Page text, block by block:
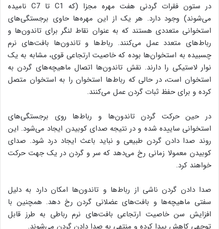
در ستون فقرات گردنی هفت مهره مجزا (که C1 تا C7 نامیده
می‌شوند) وجود دارد. هر یک از این مهره‌ها حاوی برجستگی‌های
استخوانی متعددی هستند که به عنوان نقاط لنگر برای تاندون‌ها و
رباط‌های متعدد عمل می‌کنند. رباط‌ها و تاندون‌ها بافت‌های نرم
چسبیده به استخوان‌ها بوده که خاصیت ارتجاعی قوی، مشابه به یک
نوار لاستیکی را دارند. نقش تاندون‌ها اتصال ماهیچه‌های گردن به
استخوان است، در حالی که رباط‌ها استخوان را به استخوان متصل
کرده و برای حفظ ثبات گردن عمل می‌کنند.
در حین حرکت گردن تاندون‌ها و رباط‌ها روی برجستگی‌های
استخوانی ساییده شده و در نتیجه صدای کوبیدن ایجاد می‌شود. این
روند صدا دادن گردن طبیعی و نباید باعث ایجاد درد شود. صدای
کوبیدن معمولا زمانی رخ می‌دهد که سر و گردن در یک جهت حرکت
خواهند کرد.
صدا دادن گردن ناشی از رباط‌ها و تاندون‌ها امکان دارد به دلیل
سفتی ماهیچه‌ها و بافت‌های عضلانی گردن رخ دهد. همچنین با
افزایش سن خاصیت ارتجاعی بافت‌های نرم رباطی به طرز قابل